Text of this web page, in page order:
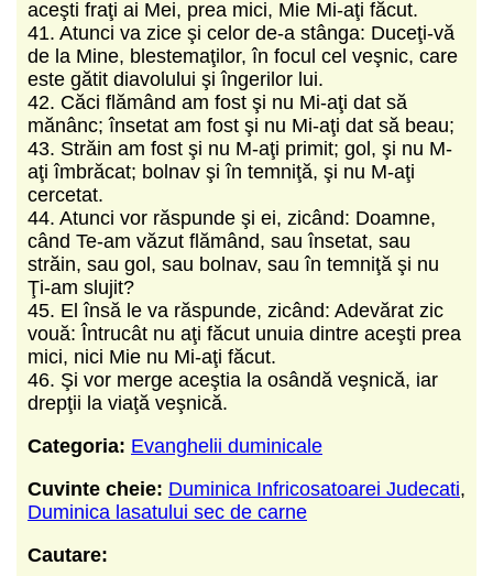
aceşti fraţi ai Mei, prea mici, Mie Mi-aţi făcut.
41. Atunci va zice şi celor de-a stânga: Duceţi-vă
de la Mine, blestemaţilor, în focul cel veşnic, care
este gătit diavolului şi îngerilor lui.
42. Căci flămând am fost şi nu Mi-aţi dat să
mănânc; însetat am fost şi nu Mi-aţi dat să beau;
43. Străin am fost şi nu M-aţi primit; gol, şi nu M-
aţi îmbrăcat; bolnav şi în temniţă, şi nu M-aţi
cercetat.
44. Atunci vor răspunde şi ei, zicând: Doamne,
când Te-am văzut flămând, sau însetat, sau
străin, sau gol, sau bolnav, sau în temniţă şi nu
Ţi-am slujit?
45. El însă le va răspunde, zicând: Adevărat zic
vouă: Întrucât nu aţi făcut unuia dintre aceşti prea
mici, nici Mie nu Mi-aţi făcut.
46. Şi vor merge aceştia la osândă veşnică, iar
drepţii la viaţă veşnică.
Categoria: Evanghelii duminicale
Cuvinte cheie: Duminica Infricosatoarei Judecati,
Duminica lasatului sec de carne
Cautare: